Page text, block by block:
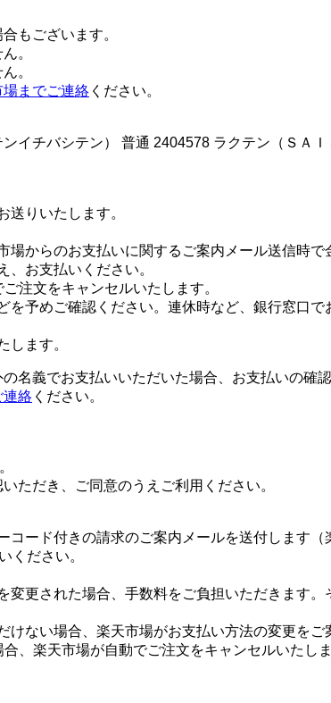
もございます。
。
。
場までご連絡 ください。
イチバシテン） 普通 2404578 ラクテン（ＳＡ
送りいたします。
からのお支払いに関するご案内メール送信時で
お支払いください。
注文をキャンセルいたします。
予めご確認ください。連休時など、銀行窓口
します。
義でお支払いいただいた場合、お支払いの確
連絡 ください。
いただき、ご同意のうえご利用ください。
ード付きの請求のご案内メールを送付します
ください。
更された場合、手数料をご負担いただきます
ない場合、楽天市場がお支払い方法の変更をご
、楽天市場が自動でご注文をキャンセルいたしま